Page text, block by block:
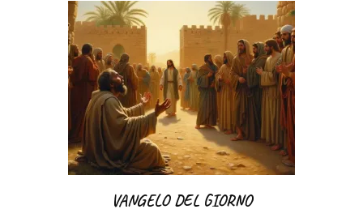
VANGELO DEL GIORNO